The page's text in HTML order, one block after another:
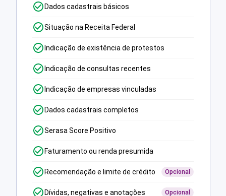
Dados cadastrais básicos
Situação na Receita Federal
Indicação de existência de protestos
Indicação de consultas recentes
Indicação de empresas vinculadas
Dados cadastrais completos
Serasa Score Positivo
Faturamento ou renda presumida
Recomendação e limite de crédito Opcional
Dívidas, negativas e anotações Opcional